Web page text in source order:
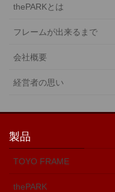
thePARKとは
フレームが出来るまで
会社概要
経営者の思い
製品
TOYO FRAME
thePARK